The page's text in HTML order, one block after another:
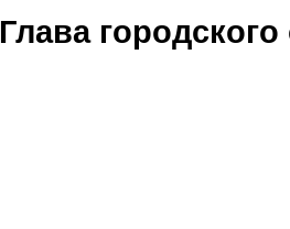
Глава городского